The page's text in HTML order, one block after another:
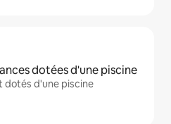
dotées d'une piscine
dotés d'une piscine